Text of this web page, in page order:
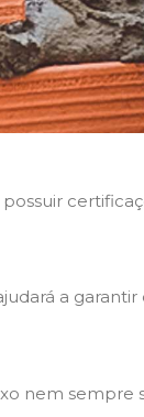
a garantir
nem sempre